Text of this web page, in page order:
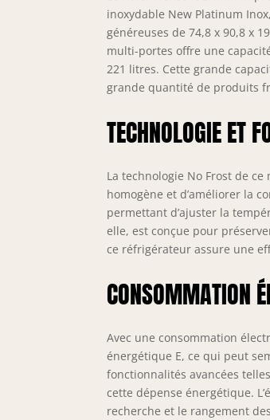
inoxydable New Platinum
généreuses de 74,8 x 90,8 x
multi-portes offre une
221 litres. Cette grande
grande quantité de produits
TECHNOLOGIE ET
La technologie No Frost de
homogène et d’améliorer la
permettant d’ajuster la
elle, est conçue pour
ce réfrigérateur assure une
CONSOMMATION
Avec une consommation
énergétique E, ce qui peut
fonctionnalités avancées
cette dépense énergétique.
recherche et le rangement